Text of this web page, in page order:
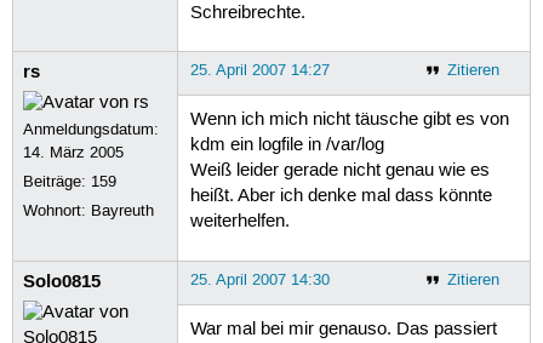
Schreibrechte.
rs
Anmeldungsdatum:
14. März 2005
Beiträge: 159
Wohnort: Bayreuth
Zitieren
25. April 2007 14:27
Wenn ich mich nicht täusche gibt es von
kdm ein logfile in /var/log
Weiß leider gerade nicht genau wie es
heißt. Aber ich denke mal dass könnte
weiterhelfen.
Solo0815 Zitieren
25. April 2007 14:30
War mal bei mir genauso. Das passiert